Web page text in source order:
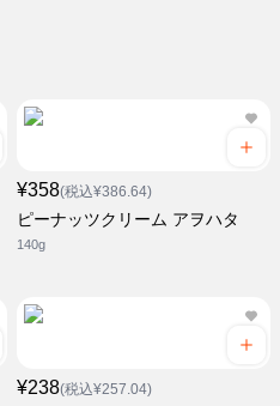
¥358(税込¥386.64)
ピーナッツクリーム アヲハタ
140g
¥238(税込¥257.04)